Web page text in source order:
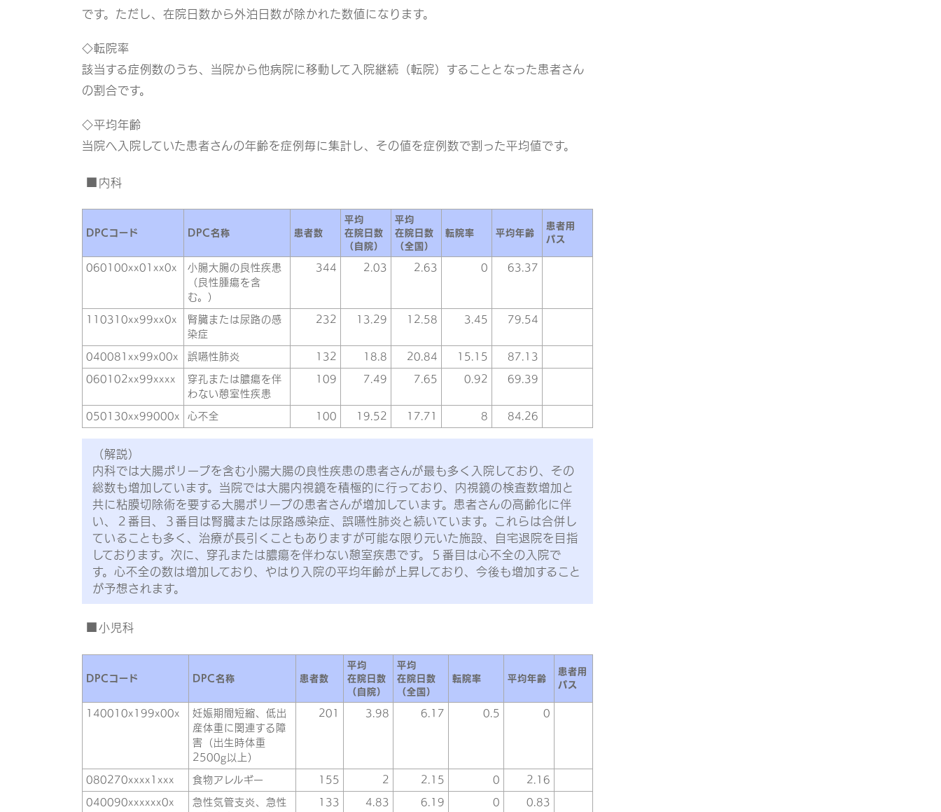
です。ただし、在院日数から外泊日数が除かれた数値になります。
◇転院率
該当する症例数のうち、当院から他病院に移動して入院継続（転院）することとなった患者さん
の割合です。
◇平均年齢
当院へ入院していた患者さんの年齢を症例毎に集計し、その値を症例数で割った平均値です。
内科
DPCコード DPC名称 患者数
平均
在院日数
（自院）
平均
在院日数
（全国）
転院率 平均年齢
患者用
パス
060100xx01xx0x
小腸大腸の良性疾患
（良性腫瘍を含
む。）
344 2.03 2.63 0 63.37
110310xx99xx0x
腎臓または尿路の感
染症
232 13.29 12.58 3.45 79.54
040081xx99x00x 誤嚥性肺炎 132 18.8 20.84 15.15 87.13
060102xx99xxxx
穿孔または膿瘍を伴
わない憩室性疾患
109 7.49 7.65 0.92 69.39
050130xx99000x 心不全 100 19.52 17.71 8 84.26
（解説）
内科では大腸ポリープを含む小腸大腸の良性疾患の患者さんが最も多く入院しており、その
総数も増加しています。当院では大腸内視鏡を積極的に行っており、内視鏡の検査数増加と
共に粘膜切除術を要する大腸ポリープの患者さんが増加しています。患者さんの高齢化に伴
い、２番目、３番目は腎臓または尿路感染症、誤嚥性肺炎と続いています。これらは合併し
ていることも多く、治療が長引くこともありますが可能な限り元いた施設、自宅退院を目指
しております。次に、穿孔または膿瘍を伴わない憩室疾患です。５番目は心不全の入院で
す。心不全の数は増加しており、やはり入院の平均年齢が上昇しており、今後も増加すること
が予想されます。
小児科
DPCコード DPC名称 患者数
平均
在院日数
（自院）
平均
在院日数
（全国）
転院率 平均年齢
患者用
パス
140010x199x00x
妊娠期間短縮、低出
産体重に関連する障
害（出生時体重
2500g以上）
201 3.98 6.17 0.5 0
080270xxxx1xxx 食物アレルギー 155 2 2.15 0 2.16
040090xxxxxx0x
急性気管支炎、急性
133 4.83 6.19 0 0.83